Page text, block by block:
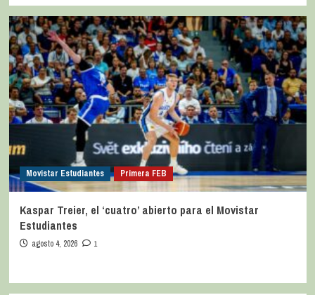
Movistar Estudiantes Primera FEB
Kaspar Treier, el ‘cuatro’ abierto para el Movistar
Estudiantes
agosto 4, 2026 1